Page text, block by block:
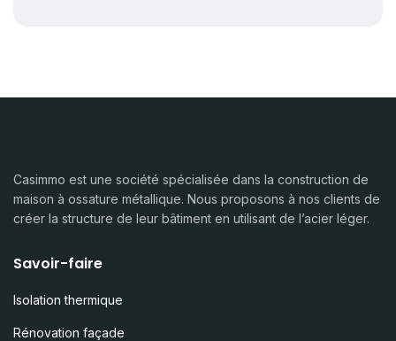
Casimmo est une société spécialisée dans la construction de
maison à ossature métallique. Nous proposons à nos clients de
créer la structure de leur bâtiment en utilisant de l’acier léger.
Savoir-faire
Isolation thermique
Rénovation façade